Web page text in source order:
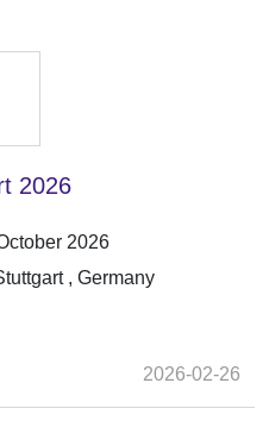
2026
2026
, Germany
2026-02-26